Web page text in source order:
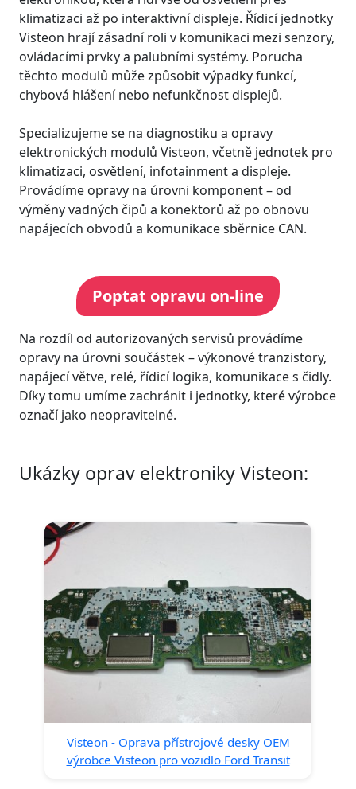
klimatizaci až po interaktivní displeje. Řídicí jednotky
Visteon hrají zásadní roli v komunikaci mezi senzory,
ovládacími prvky a palubními systémy. Porucha
těchto modulů může způsobit výpadky funkcí,
chybová hlášení nebo nefunkčnost displejů.
Specializujeme se na diagnostiku a opravy
elektronických modulů Visteon, včetně jednotek pro
klimatizaci, osvětlení, infotainment a displeje.
Provádíme opravy na úrovni komponent – od
výměny vadných čipů a konektorů až po obnovu
napájecích obvodů a komunikace sběrnice CAN.
Poptat opravu on-line
Na rozdíl od autorizovaných servisů provádíme
opravy na úrovni součástek – výkonové tranzistory,
napájecí větve, relé, řídicí logika, komunikace s čidly.
Díky tomu umíme zachránit i jednotky, které výrobce
označí jako neopravitelné.
Ukázky oprav elektroniky Visteon:
Visteon - Oprava přístrojové desky OEM
výrobce Visteon pro vozidlo Ford Transit